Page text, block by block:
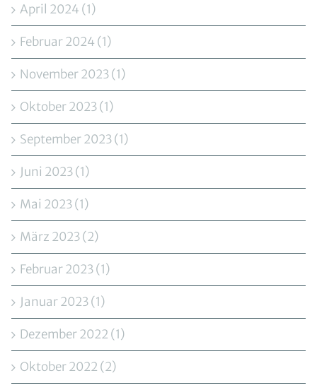
April 2024 (1)
Februar 2024 (1)
November 2023 (1)
Oktober 2023 (1)
September 2023 (1)
Juni 2023 (1)
Mai 2023 (1)
März 2023 (2)
Februar 2023 (1)
Januar 2023 (1)
Dezember 2022 (1)
Oktober 2022 (2)